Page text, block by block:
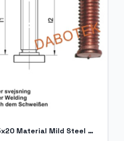
PT Threaded stud M5x20 Material Mild Steel 4.8 acc. EN ISO 13918